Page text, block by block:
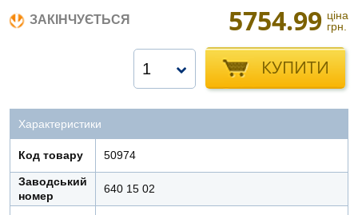
ЗАКІНЧУЄТЬСЯ
5754.99 ціна
грн.
КУПИТИ
1
Характеристики
Код товару 50974
Заводський
номер
640 15 02